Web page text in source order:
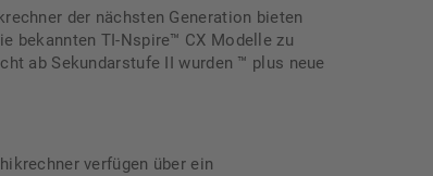
der nächsten Generation bieten
bekannten TI-Nspire™ CX Modelle zu
ab Sekundarstufe II wurden ™ plus neue
verfügen über ein